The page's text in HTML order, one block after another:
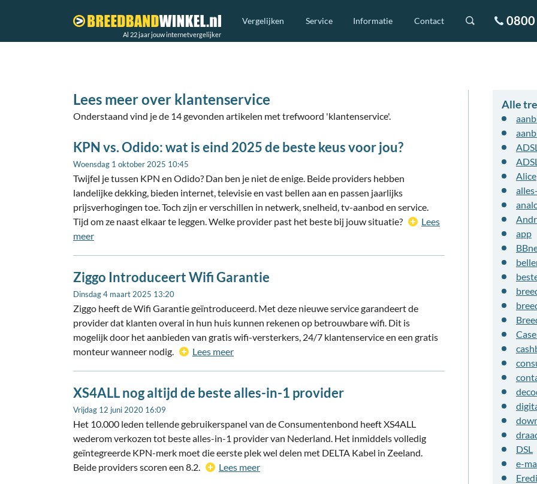
Al 22 jaar jouw internetvergelijker
Vergelijken Service Informatie Contact 0800
Lees meer over klantenservice
Onderstaand vind je de 14 gevonden artikelen met trefwoord 'klantenservice'.
KPN vs. Odido: wat is eind 2025 de beste keus voor jou?
Woensdag 1 oktober 2025 10:45
Twijfel je tussen KPN en Odido? Dan ben je niet de enige. Beide providers hebben
landelijke dekking, bieden internet, televisie en vast bellen aan en passen jaarlijks
prijsverhogingen toe. Toch zijn er verschillen in netwerk, snelheid, tv-aanbod en service.
Tijd om ze naast elkaar te leggen. Welke provider past het beste bij jouw situatie?
Lees
meer
Ziggo Introduceert Wifi Garantie
Dinsdag 4 maart 2025 13:20
Ziggo heeft de Wifi Garantie geïntroduceerd. Met deze nieuwe service garandeert de
provider dat klanten overal in hun huis kunnen rekenen op betrouwbare wifi. Dit is
mogelijk door het aanbieden van gratis wifi-versterkers, 24/7 klantenservice en een gratis
monteur wanneer nodig.
Lees meer
XS4ALL nog altijd de beste alles-in-1 provider
Vrijdag 12 juni 2020 16:09
Het 10.000 leden tellende gebruikerspanel van de Consumentenbond heeft XS4ALL
wederom verkozen tot beste alles-in-1 provider van Nederland. Het inmiddels volledig
geïntegreerde KPN-merk moet die eerste plek wel delen met DELTA Kabel in Zeeland.
Beide providers scoren een 8.2.
Lees meer
Alle
Alice
app
DSL
e-